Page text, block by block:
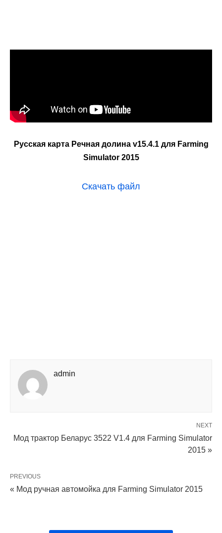
Русская карта Речная долина v15.4.1 для Farming
Simulator 2015
Скачать файл
admin
NEXT
Мод трактор Беларус 3522 V1.4 для Farming Simulator
2015 »
PREVIOUS
« Мод ручная автомойка для Farming Simulator 2015